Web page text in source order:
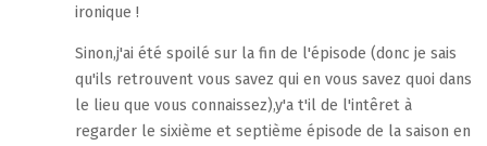
ironique !
Sinon,j'ai été spoilé sur la fin de l'épisode (donc je sais
qu'ils retrouvent vous savez qui en vous savez quoi dans
le lieu que vous connaissez),y'a t'il de l'intêret à
regarder le sixième et septième épisode de la saison en